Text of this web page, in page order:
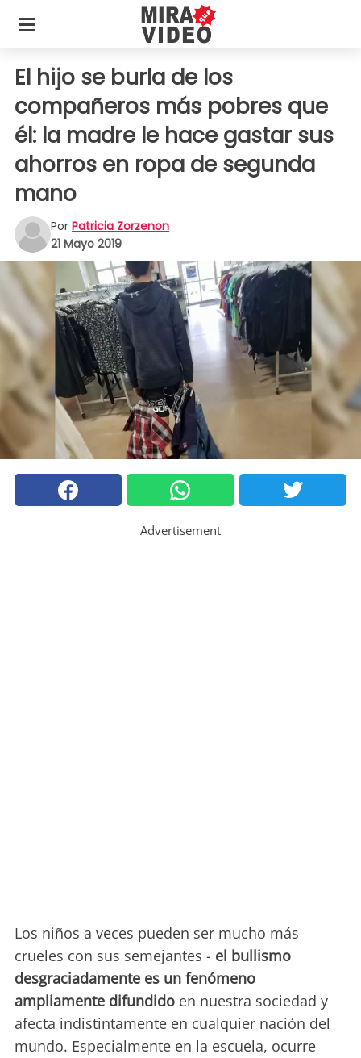
El hijo se burla de los
compañeros más pobres que
él: la madre le hace gastar sus
ahorros en ropa de segunda
mano
Por Patricia Zorzenon
21 Mayo 2019
Advertisement
Los niños a veces pueden ser mucho más
crueles con sus semejantes - el bullismo
desgraciadamente es un fenómeno
ampliamente difundido en nuestra sociedad y
afecta indistintamente en cualquier nación del
mundo. Especialmente en la escuela, ocurre